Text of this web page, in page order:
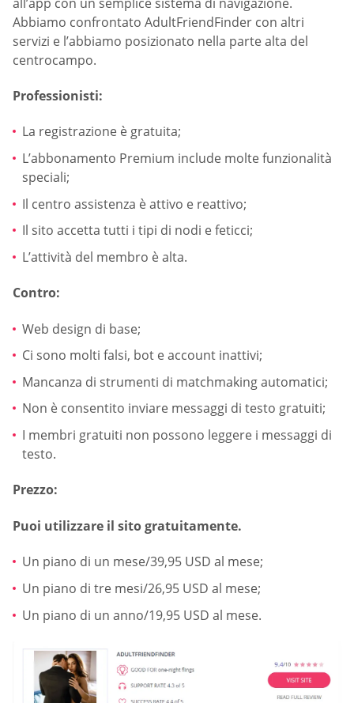
Abbiamo confrontato AdultFriendFinder con altri
servizi e l’abbiamo posizionato nella parte alta del
centrocampo.
Professionisti:
La registrazione è gratuita;
L’abbonamento Premium include molte funzionalità
speciali;
Il centro assistenza è attivo e reattivo;
Il sito accetta tutti i tipi di nodi e feticci;
L’attività del membro è alta.
Contro:
Web design di base;
Ci sono molti falsi, bot e account inattivi;
Mancanza di strumenti di matchmaking automatici;
Non è consentito inviare messaggi di testo gratuiti;
I membri gratuiti non possono leggere i messaggi di
testo.
Prezzo:
Puoi utilizzare il sito gratuitamente.
Un piano di un mese/39,95 USD al mese;
Un piano di tre mesi/26,95 USD al mese;
Un piano di un anno/19,95 USD al mese.